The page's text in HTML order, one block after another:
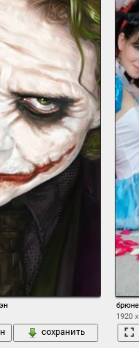
сохранить
1920